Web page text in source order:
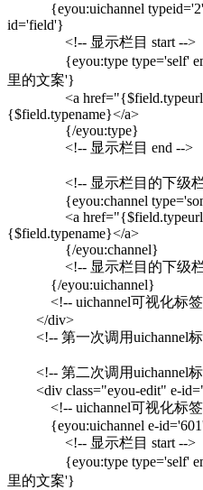
{eyou:uichannel typeid='2'
id='field'}
<!-- 显示栏目 start -->
{eyou:type type='self'
里的文案'}
<a href="{$field.typeurl}"
{$field.typename}</a>
{/eyou:type}
<!-- 显示栏目 end -->
<!-- 显示栏目的下级栏
{eyou:channel type='son'
<a href="{$field.typeurl}"
{$field.typename}</a>
{/eyou:channel}
<!-- 显示栏目的下级栏
{/eyou:uichannel}
<!-- uichannel可视化标签
</div>
<!-- 第一次调用uichannel标
<!-- 第二次调用uichannel标
<div class="eyou-edit" e-
<!-- uichannel可视化标签
{eyou:uichannel e-id='601'
<!-- 显示栏目 start -->
{eyou:type type='self'
里的文案'}